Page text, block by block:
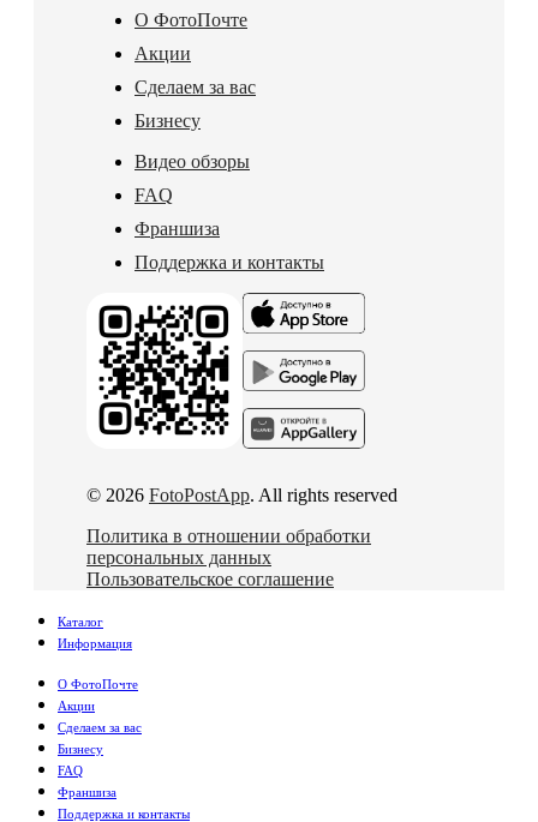
О ФотоПочте
Акции
Сделаем за вас
Бизнесу
Видео обзоры
FAQ
Франшиза
Поддержка и контакты
© 2026 FotoPostApp. All rights reserved
Политика в отношении обработки
персональных данных
Пользовательское соглашение
Каталог
Информация
О ФотоПочте
Акции
Сделаем за вас
Бизнесу
FAQ
Франшиза
Поддержка и контакты